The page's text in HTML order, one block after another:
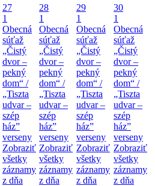
27
1
Obecná
súťaž
„Čistý
dvor –
pekný
dom“ /
„Tiszta
udvar –
szép
ház”
verseny
Zobraziť
všetky
záznamy
z dňa
28
1
Obecná
súťaž
„Čistý
dvor –
pekný
dom“ /
„Tiszta
udvar –
szép
ház”
verseny
Zobraziť
všetky
záznamy
z dňa
29
1
Obecná
súťaž
„Čistý
dvor –
pekný
dom“ /
„Tiszta
udvar –
szép
ház”
verseny
Zobraziť
všetky
záznamy
z dňa
30
1
Obecná
súťaž
„Čistý
dvor –
pekný
dom“ /
„Tiszta
udvar –
szép
ház”
verseny
Zobraziť
všetky
záznamy
z dňa